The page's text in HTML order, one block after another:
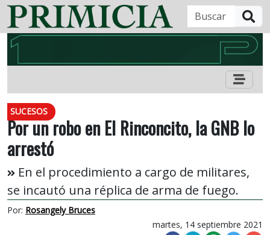
SUCESOS
Por un robo en El Rinconcito, la GNB lo
arrestó
En el procedimiento a cargo de militares,
se incautó una réplica de arma de fuego.
Por: Rosangely Bruces
martes, 14 septiembre 2021